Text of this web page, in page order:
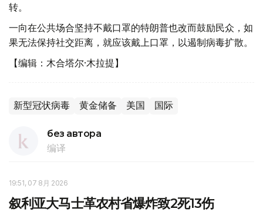
转。
一向在公共场合坚持不戴口罩的特朗普也改而鼓励民众，如
果无法保持社交距离，就应该戴上口罩，以遏制病毒扩散。
【编辑：木合塔尔·木拉提】
新型冠状病毒 黄金储备 美国 国际
без автора
编译
19:51, 07 8月 2026
叙利亚大马士革农村省爆炸致2死13伤